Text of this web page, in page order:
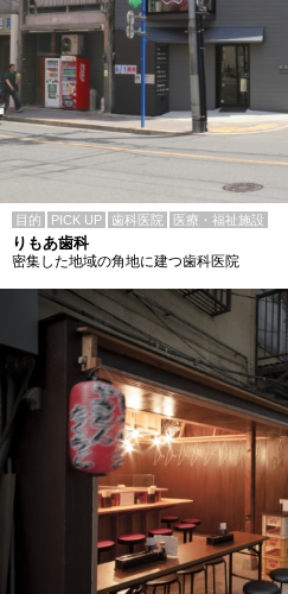
目的 PICK UP 歯科医院 医療・福祉施設
りもあ歯科
密集した地域の角地に建つ歯科医院